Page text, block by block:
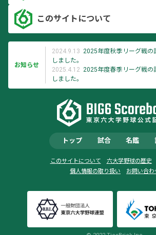
このサイトについて
お知らせ
2024.9.13 2025年度秋季リーグ戦の
しました。
2025.4.12 2025年度春季リーグ戦の
しました。
トップ 試合 名鑑
このサイトについて 六大学野球の歴史
個人情報の取り扱い
お問い合わ